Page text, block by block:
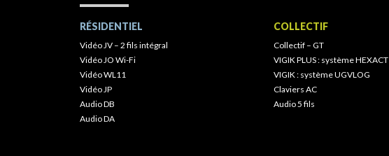
RÉSIDENTIEL
Vidéo JV – 2 fils intégral
Vidéo JO Wi-Fi
Vidéo WL11
Vidéo JP
Audio DB
Audio DA
COLLECTIF
Collectif – GT
VIGIK PLUS : système HEXACT
VIGIK : système UGVLOG
Claviers AC
Audio 5 fils